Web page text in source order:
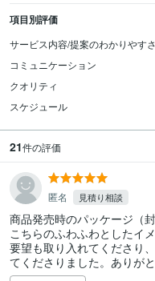
項目別評価
サービス内容/提案のわかりやすさ
コミュニケーション
クオリティ
スケジュール
21件の評価
匿名 見積り相談
商品発売時のパッケージ（
こちらのふわふわとしたイ
要望も取り入れてくださり
てくださりました。ありが